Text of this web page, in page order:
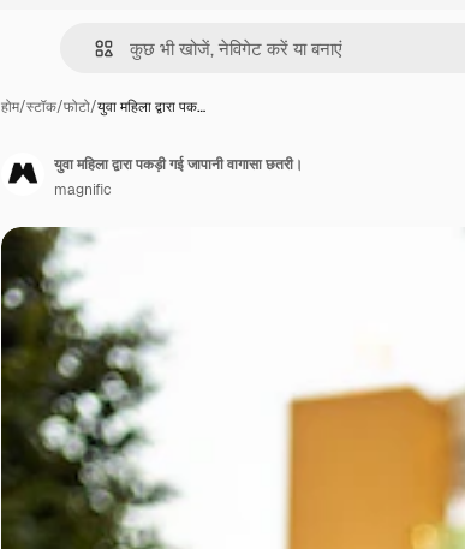
होम/स्टॉक/फोटो/युवा महिला द्वारा पक…
युवा महिला द्वारा पकड़ी गई जापानी वागासा छतरी।
magnific